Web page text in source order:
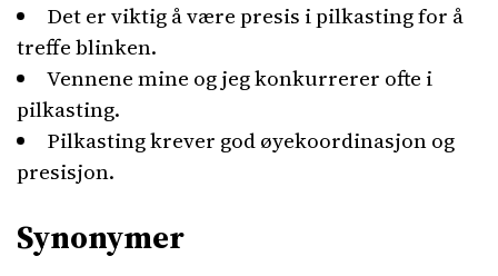
Det er viktig å være presis i pilkasting for å
treffe blinken.
Vennene mine og jeg konkurrerer ofte i
pilkasting.
Pilkasting krever god øyekoordinasjon og
presisjon.
Synonymer